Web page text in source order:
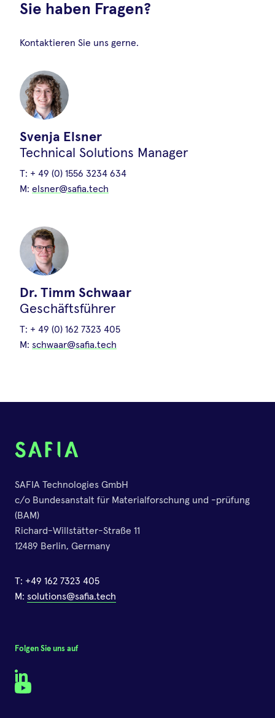
Innovation in der
Lebensmittelsicherheit
04.März.2025•Timm Schwaar
geförderten ProFit-Projekt
Mit dem neuen mycoProfile Storage 3
können Aflatoxine (AFL), Ochratoxin A
(TEA) gleichzeitig gemessen werden
und Auswirkungen auf
Sie haben Fragen?
Kontaktieren Sie uns gerne.
Svenja Elsner
Technical Solutions Manager
T: + 49 (0) 1556 3234 634
M: elsner@safia.tech
Dr. Timm Schwaar
Geschäftsführer
T: + 49 (0) 162 7323 405
M: schwaar@safia.tech
SAFIA Technologies GmbH
c/o Bundesanstalt für Materialforschung und -prüfung
(BAM)
Richard-Willstätter-Straße 11
12489 Berlin, Germany
T: +49 162 7323 405
M: solutions@safia.tech
Folgen Sie uns auf
LinkedIn
YouTube